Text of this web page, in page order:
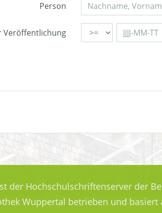
Person
Veröffentlichung
der Hochschulschriftenserver der
Wuppertal betrieben und basiert